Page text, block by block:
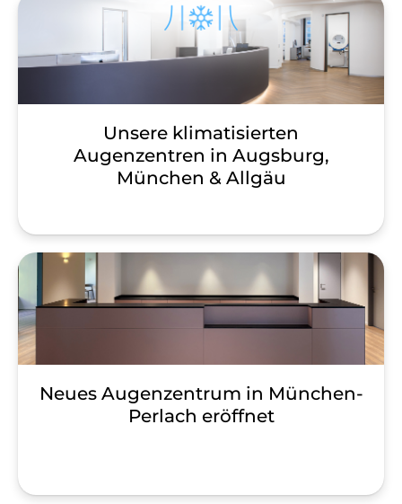
Unsere klimatisierten
Augenzentren in Augsburg,
München & Allgäu
Neues Augenzentrum in München-
Perlach eröffnet